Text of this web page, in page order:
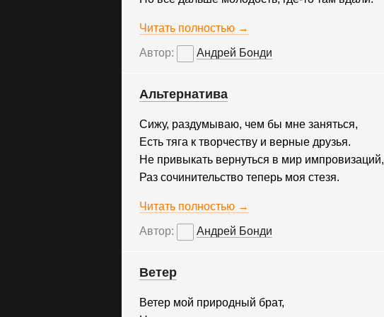
Читать полностью →
Автор: Андрей Бонди
Альтернатива
Сижу, раздумываю, чем бы мне заняться,
Есть тяга к творчеству и верные друзья.
Не привыкать вернуться в мир импровизаций,
Раз сочинительство теперь моя стезя.
Читать полностью →
Автор: Андрей Бонди
Ветер
Ветер мой природный брат,